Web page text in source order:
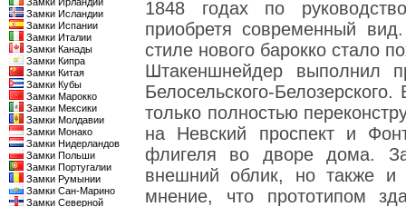
Замки Исландии
Замки Испании
Замки Италии
Замки Канады
Замки Кипра
Замки Китая
Замки Кубы
Замки Марокко
Замки Мексики
Замки Молдавии
Замки Монако
Замки Нидерландов
Замки Польши
Замки Португалии
Замки Румынии
Замки Сан-Марино
Замки Северной
1848 годах по
приобретя современный
стиле нового барокко стало
Штакеншнейдер выполнил
Белосельского-
только полностью
на Невский проспект и
флигеля во дворе дома.
внешний облик, но также и
мнение, что прототипом